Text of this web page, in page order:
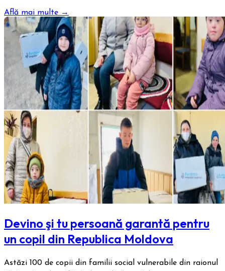
Află mai multe →
Devino şi tu persoană garantă pentru
un copil din Republica Moldova
Astăzi 100 de copii din familii social vulnerabile din raionul